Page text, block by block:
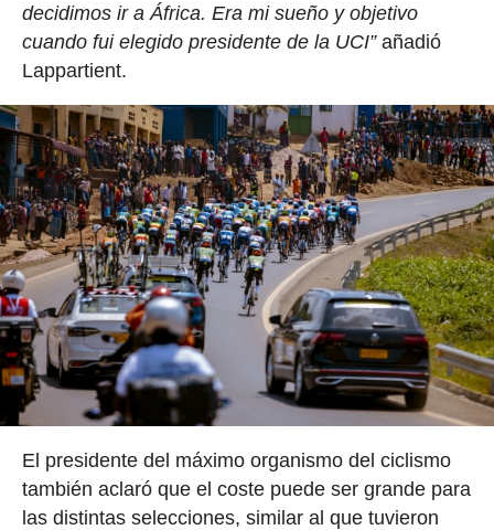
decidimos ir a África. Era mi sueño y objetivo
cuando fui elegido presidente de la UCI”añadió
Lappartient.
El presidente del máximo organismo del ciclismo
también aclaró que el coste puede ser grande para
las distintas selecciones, similar al que tuvieron